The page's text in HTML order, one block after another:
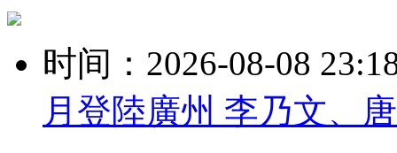
时间：2026-08-08
月登陸廣州 李乃文、